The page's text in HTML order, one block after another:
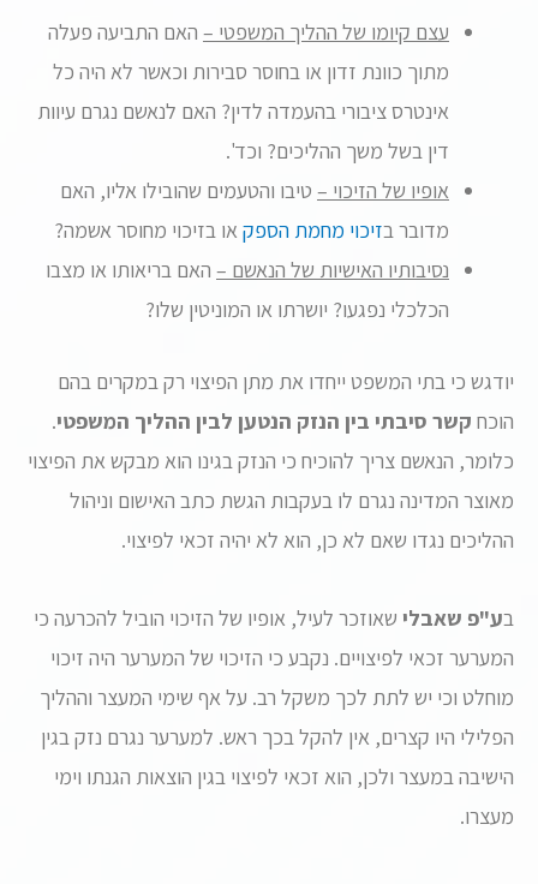
עצם קיומו של ההליך המשפטי – האם התביעה פעלה
מתוך כוונת זדון או בחוסר סבירות וכאשר לא היה כל
אינטרס ציבורי בהעמדה לדין? האם לנאשם נגרם עיוות
דין בשל משך ההליכים? וכד'.
אופיו של הזיכוי – טיבו והטעמים שהובילו אליו, האם
מדובר בזיכוי מחמת הספק או בזיכוי מחוסר אשמה?
נסיבותיו האישיות של הנאשם – האם בריאותו או מצבו
הכלכלי נפגעו? יושרתו או המוניטין שלו?
יודגש כי בתי המשפט ייחדו את מתן הפיצוי רק במקרים בהם
הוכח קשר סיבתי בין הנזק הנטען לבין ההליך המשפטי.
כלומר, הנאשם צריך להוכיח כי הנזק בגינו הוא מבקש את הפיצוי
מאוצר המדינה נגרם לו בעקבות הגשת כתב האישום וניהול
ההליכים נגדו שאם לא כן, הוא לא יהיה זכאי לפיצוי.
בע"פ שאבלי שאוזכר לעיל, אופיו של הזיכוי הוביל להכרעה כי
המערער זכאי לפיצויים. נקבע כי הזיכוי של המערער היה זיכוי
מוחלט וכי יש לתת לכך משקל רב. על אף שימי המעצר וההליך
הפלילי היו קצרים, אין להקל בכך ראש. למערער נגרם נזק בגין
הישיבה במעצר ולכן, הוא זכאי לפיצוי בגין הוצאות הגנתו וימי
מעצרו.